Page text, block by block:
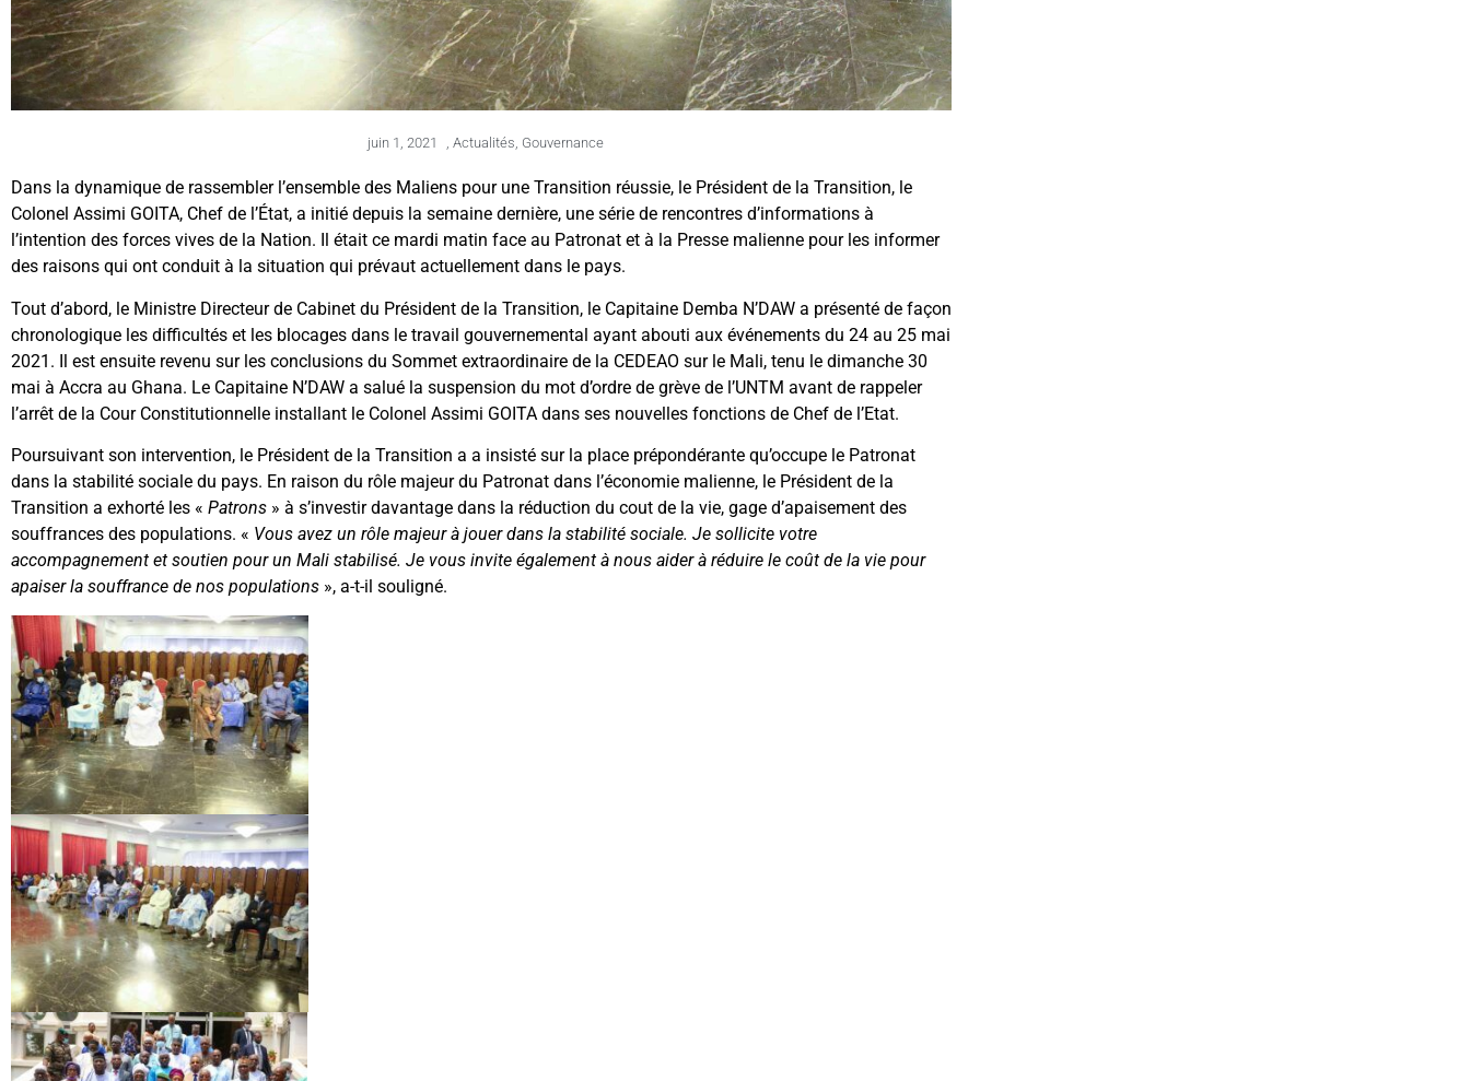
juin 1, 2021 , Actualités, Gouvernance
Dans la dynamique de rassembler l’ensemble des Maliens pour une Transition réussie, le Président de la Transition, le
Colonel Assimi GOITA, Chef de l’État, a initié depuis la semaine dernière, une série de rencontres d’informations à
l’intention des forces vives de la Nation. Il était ce mardi matin face au Patronat et à la Presse malienne pour les informer
des raisons qui ont conduit à la situation qui prévaut actuellement dans le pays.
Tout d’abord, le Ministre Directeur de Cabinet du Président de la Transition, le Capitaine Demba N’DAW a présenté de façon
chronologique les difficultés et les blocages dans le travail gouvernemental ayant abouti aux événements du 24 au 25 mai
2021. Il est ensuite revenu sur les conclusions du Sommet extraordinaire de la CEDEAO sur le Mali, tenu le dimanche 30
mai à Accra au Ghana. Le Capitaine N’DAW a salué la suspension du mot d’ordre de grève de l’UNTM avant de rappeler
l’arrêt de la Cour Constitutionnelle installant le Colonel Assimi GOITA dans ses nouvelles fonctions de Chef de l’Etat.
Poursuivant son intervention, le Président de la Transition a a insisté sur la place prépondérante qu’occupe le Patronat
dans la stabilité sociale du pays. En raison du rôle majeur du Patronat dans l’économie malienne, le Président de la
Transition a exhorté les « Patrons » à s’investir davantage dans la réduction du cout de la vie, gage d’apaisement des
souffrances des populations. « Vous avez un rôle majeur à jouer dans la stabilité sociale. Je sollicite votre
accompagnement et soutien pour un Mali stabilisé. Je vous invite également à nous aider à réduire le coût de la vie pour
apaiser la souffrance de nos populations », a-t-il souligné.